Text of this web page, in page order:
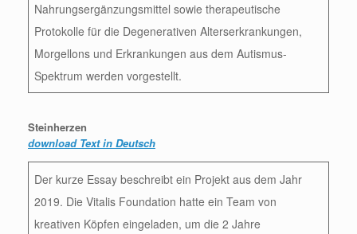
Nahrungsergänzungsmittel sowie therapeutische
Protokolle für die Degenerativen Alterserkrankungen,
Morgellons und Erkrankungen aus dem Autismus-
Spektrum werden vorgestellt.
Steinherzen
download Text in Deutsch
Der kurze Essay beschreibt ein Projekt aus dem Jahr
2019. Die Vitalis Foundation hatte ein Team von
kreativen Köpfen eingeladen, um die 2 Jahre